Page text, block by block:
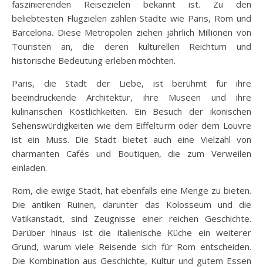
faszinierenden Reisezielen bekannt ist. Zu den
beliebtesten Flugzielen zählen Städte wie Paris, Rom und
Barcelona. Diese Metropolen ziehen jährlich Millionen von
Touristen an, die deren kulturellen Reichtum und
historische Bedeutung erleben möchten.
Paris, die Stadt der Liebe, ist berühmt für ihre
beeindruckende Architektur, ihre Museen und ihre
kulinarischen Köstlichkeiten. Ein Besuch der ikonischen
Sehenswürdigkeiten wie dem Eiffelturm oder dem Louvre
ist ein Muss. Die Stadt bietet auch eine Vielzahl von
charmanten Cafés und Boutiquen, die zum Verweilen
einladen.
Rom, die ewige Stadt, hat ebenfalls eine Menge zu bieten.
Die antiken Ruinen, darunter das Kolosseum und die
Vatikanstadt, sind Zeugnisse einer reichen Geschichte.
Darüber hinaus ist die italienische Küche ein weiterer
Grund, warum viele Reisende sich für Rom entscheiden.
Die Kombination aus Geschichte, Kultur und gutem Essen